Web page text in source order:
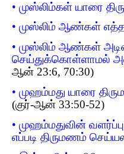
• முஸ்லிம்கள் யாரை
• முஸ்லிம் ஆண்கள்
• முஸ்லிம் ஆண்கள்
செய்துக்கொள்ளாமல்
ஆன் 23:6, 70:30)
• முஹம்மது யாரை
(குர்-ஆன் 33:50-52)
• முஹம்மதுவின்
எப்படி திருமணம்